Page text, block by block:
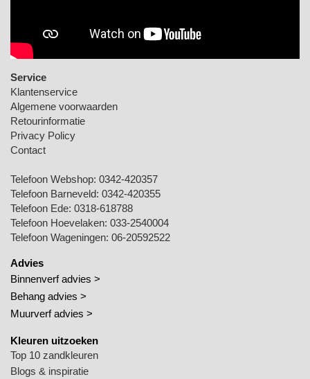
Service
Klantenservice
Algemene voorwaarden
Retourinformatie
Privacy Policy
Contact
Telefoon Webshop: 0342-420357
Telefoon Barneveld: 0342-420355
Telefoon Ede: 0318-618788
Telefoon Hoevelaken: 033-2540004
Telefoon Wageningen: 06-20592522
Advies
Binnenverf advies >
Behang advies >
Muurverf advies >
Kleuren uitzoeken
Top 10 zandkleuren
Blogs & inspiratie